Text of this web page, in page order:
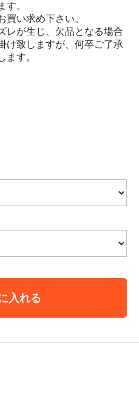
す。
買い求め下さい。
レが生じ、欠品となる場合
け致しますが、何卒ご了承
ます。
入れる